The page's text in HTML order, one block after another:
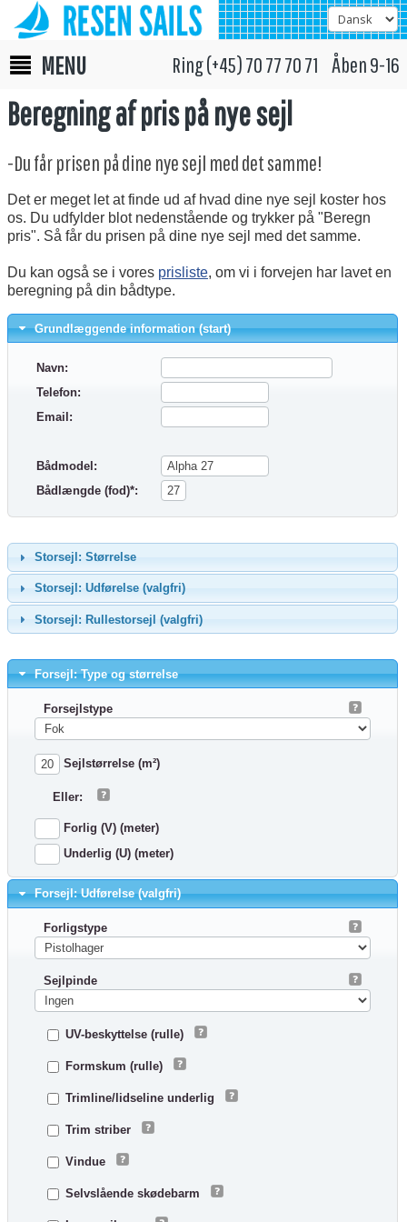
MENU Ring (+45) 70 77 70 71 Åben 9-16
Beregning af pris på nye sejl
-Du får prisen på dine nye sejl med det samme!
Det er meget let at finde ud af hvad dine nye sejl koster hos
os. Du udfylder blot nedenstående og trykker på "Beregn
pris". Så får du prisen på dine nye sejl med det samme.
Du kan også se i vores prisliste, om vi i forvejen har lavet en
beregning på din bådtype.
Grundlæggende information (start)
Navn:
Telefon:
Email:
Bådmodel:
Bådlængde (fod)*:
Storsejl: Størrelse
Storsejl: Udførelse (valgfri)
Storsejl: Rullestorsejl (valgfri)
Forsejl: Type og størrelse
Forsejlstype
Sejlstørrelse (m²)
Eller:
Forlig (V) (meter)
Underlig (U) (meter)
Forsejl: Udførelse (valgfri)
Forligstype
Sejlpinde
UV-beskyttelse (rulle)
Formskum (rulle)
Trimline/lidseline underlig
Trim striber
Vindue
Selvslående skødebarm